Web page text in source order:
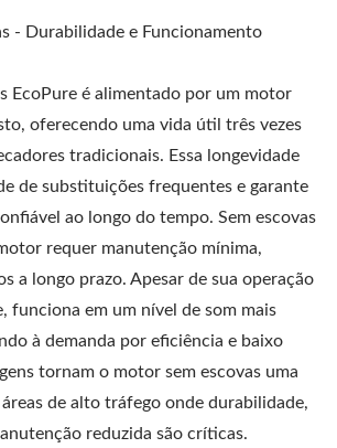
- Durabilidade e Funcionamento
EcoPure é alimentado por um motor
oferecendo uma vida útil três vezes
tradicionais. Essa longevidade
de substituições frequentes e garante
ao longo do tempo. Sem escovas
requer manutenção mínima,
a longo prazo. Apesar de sua operação
funciona em um nível de som mais
à demanda por eficiência e baixo
tornam o motor sem escovas uma
de alto tráfego onde durabilidade,
reduzida são críticas.